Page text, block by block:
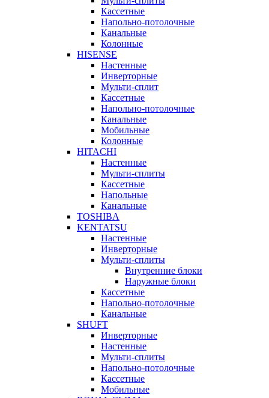
Кассетные
Напольно-потолочные
Канальные
Колонные
HISENSE
Настенные
Инверторные
Мульти-сплит
Кассетные
Напольно-потолочные
Канальные
Мобильные
Колонные
HITACHI
Настенные
Мульти-сплиты
Кассетные
Напольные
Канальные
TOSHIBA
KENTATSU
Настенные
Инверторные
Мульти-сплиты
Внутренние блоки
Наружные блоки
Кассетные
Напольно-потолочные
Канальные
SHUFT
Инверторные
Настенные
Мульти-сплиты
Напольно-потолочные
Кассетные
Мобильные